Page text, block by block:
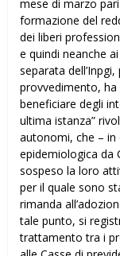
mese di marzo
formazione del
dei liberi
e quindi neanche
separata
provvedimento,
beneficiare degli
ultima istanza”
autonomi, che – in
epidemiologica da
sospeso la loro
per il quale sono
rimanda
tale punto, si
trattamento tra i